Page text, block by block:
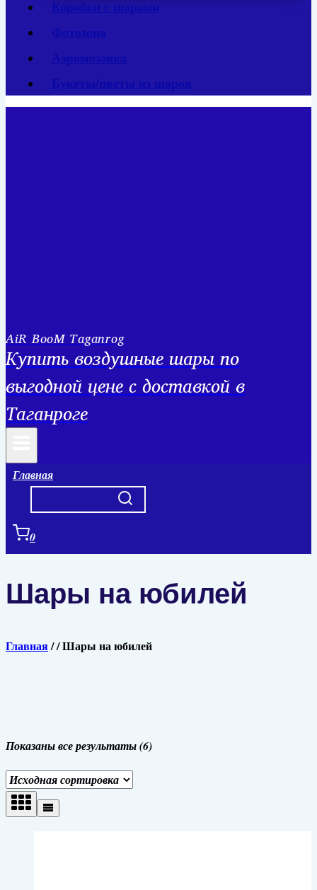
Коробки с шарами
Фотозона
Аэромозаика
Букеты/цветы из шаров
AiR BooM Taganrog
Купить воздушные шары по
выгодной цене с доставкой в
Таганроге
Главная
0
Шары на юбилей
Главная//Шары на юбилей
Показаны все результаты (6)